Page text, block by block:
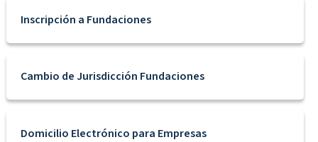
Inscripción a Fundaciones
Cambio de Jurisdicción Fundaciones
Domicilio Electrónico para Empresas